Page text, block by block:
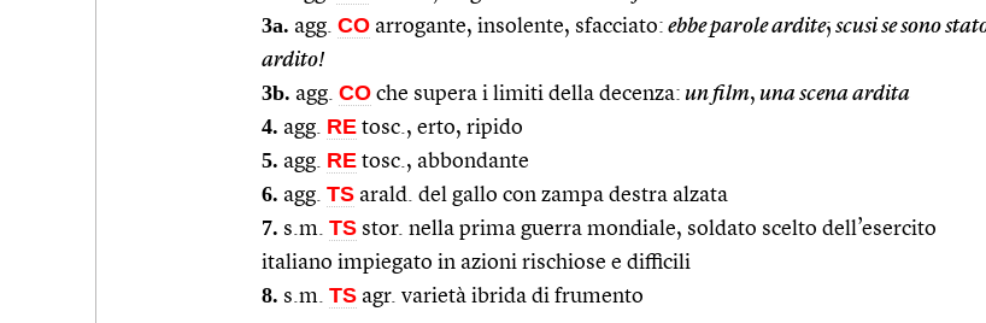
3a. agg. CO arrogante, insolente, sfacciato: ebbe parole ardite; scusi se sono
ardito!
3b. agg. CO che supera i limiti della decenza: un film, una scena ardita
4. agg. RE tosc., erto, ripido
5. agg. RE tosc., abbondante
6. agg. TS arald. del gallo con zampa destra alzata
7. s.m. TS stor. nella prima guerra mondiale, soldato scelto dell’esercito
italiano impiegato in azioni rischiose e difficili
8. s.m. TS agr. varietà ibrida di frumento